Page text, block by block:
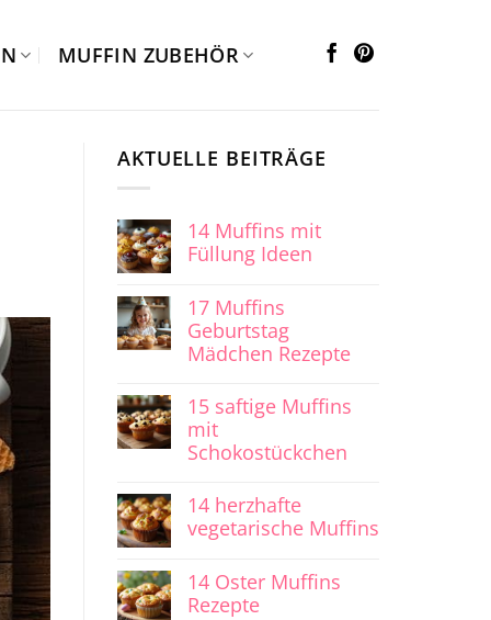
MUFFIN ZUBEHÖR
AKTUELLE BEITRÄGE
14 Muffins mit
Füllung Ideen
17 Muffins
Geburtstag
Mädchen Rezepte
15 saftige Muffins
mit
Schokostückchen
14 herzhafte
vegetarische Muffins
14 Oster Muffins
Rezepte